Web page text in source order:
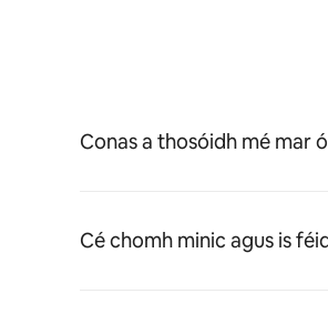
Conas a thosóidh mé mar
Cé chomh minic agus is